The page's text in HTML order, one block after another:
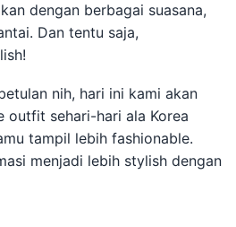
dengan berbagai suasana,
Dan tentu saja,
nih, hari ini kami akan
outfit sehari-hari ala Korea
tampil lebih fashionable.
menjadi lebih stylish dengan